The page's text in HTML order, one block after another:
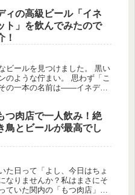
ィの高級ビール「イネ
ト」を飲んでみたので
！
ビールを見つけました。 黒い
のような佇まい。 思わず「こ
の一本の名前は――イネディ
つ肉店で一人飲み！絶
鳥とビールが最高でし
た日って「よし、今日はちょ
なりませんか？私はまさにそ
いた関内の「もつ肉店」へ